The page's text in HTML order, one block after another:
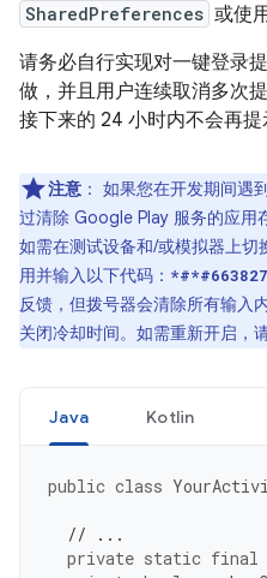
SharedPreferences 或使
请务必自行实现对一键登录
做，并且用户连续取消多次
接下来的 24 小时内不会再提
注意 ： 如果您在开发期间遇
过清除 Google Play 服务的应用
如需在测试设备和/或模拟器上
用并输入以下代码：
反馈，但拨号器会清除所有输入
关闭冷却时间。如需重新开启，
Java Kotlin
public class
// ...
private static final